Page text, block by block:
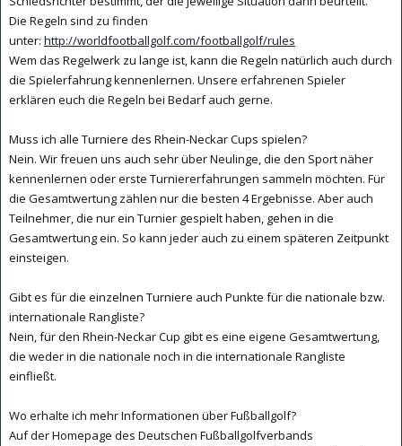
Die Regeln sind zu finden
unter: http://worldfootballgolf.com/footballgolf/rules
Wem das Regelwerk zu lange ist, kann die Regeln natürlich auch durch
die Spielerfahrung kennenlernen. Unsere erfahrenen Spieler
erklären euch die Regeln bei Bedarf auch gerne.
Muss ich alle Turniere des Rhein-Neckar Cups spielen?
Nein. Wir freuen uns auch sehr über Neulinge, die den Sport näher
kennenlernen oder erste Turniererfahrungen sammeln möchten. Für
die Gesamtwertung zählen nur die besten 4 Ergebnisse. Aber auch
Teilnehmer, die nur ein Turnier gespielt haben, gehen in die
Gesamtwertung ein. So kann jeder auch zu einem späteren Zeitpunkt
einsteigen.
Gibt es für die einzelnen Turniere auch Punkte für die nationale bzw.
internationale Rangliste?
Nein, für den Rhein-Neckar Cup gibt es eine eigene Gesamtwertung,
die weder in die nationale noch in die internationale Rangliste
einfließt.
Wo erhalte ich mehr Informationen über Fußballgolf?
Auf der Homepage des Deutschen Fußballgolfverbands